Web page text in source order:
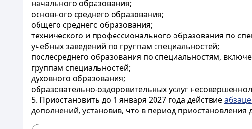
начального образования;
основного среднего образования;
общего среднего образования;
технического и профессионального образования по
учебных заведений по группам специальностей;
послесреднего образования по специальностям,
группам специальностей;
духовного образования;
образовательно-оздоровительных услуг
5. Приостановить до 1 января 2027 года действие
дополнений, установив, что в период